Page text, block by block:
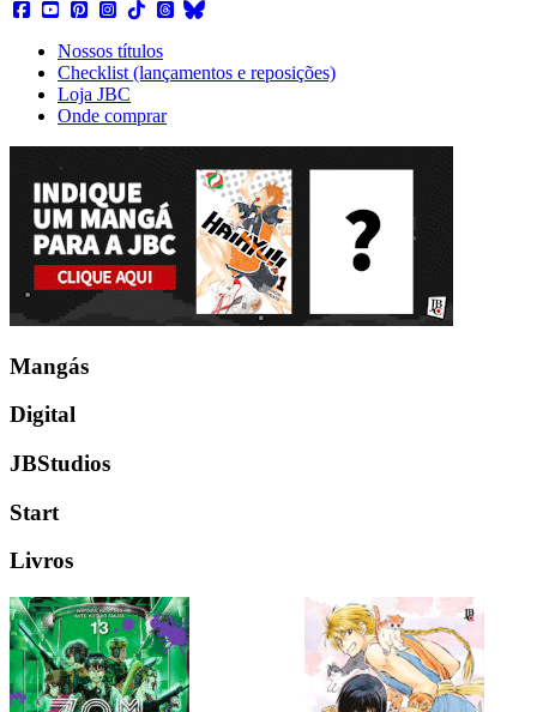
Nossos títulos
Checklist (lançamentos e reposições)
Loja JBC
Onde comprar
Mangás
Digital
JBStudios
Start
Livros